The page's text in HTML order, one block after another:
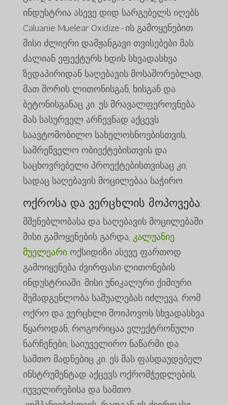
ინდუსტრია ასევე დიდ სარგებელს იღებს
Caluanie Muelear Oxidize-ის გამოყენებით.
მისი ძლიერი დამჟანგავი თვისებები მას
ძალიან ეფექტურს ხდის სხვადასხვა
ზედაპირიდან საღებავის მოსაშორებლად,
მათ შორის ლითონისგან, ხისგან და
ბეტონისგანაც კი. ეს მრავალფეროვნება
მას სასურველ არჩევნად აქცევს
საავტომობილო სახელოსნოებისთვის,
სამრეწველო ობიექტებისთვის და
საცხოვრებელი პროექტებისთვისაც კი,
სადაც საღებავის მოცილებაა საჭირო.
ოქროსა და ვერცხლის მოპოვება:
მშენებლობასა და საღებავის მოცილებაში
მისი გამოყენების გარდა, კალუანიე
მუელეარიოქსიდიზი ასევე ფართოდ
გამოიყენება ძვირფასი ლითონების
ინდუსტრიაში. მისი უნიკალური ქიმიური
შემადგენლობა საშუალებას იძლევა, რომ
ოქრო და ვერცხლი მოიპოვოს სხვადასხვა
წყაროდან, როგორიცაა ელექტრონული
ნარჩენები, საიუველირო ნაწარმი და
სამთო მადნებიც კი. ეს მას ფასდაუდებელ
ინსტრუმენტად აქცევს ოქრომჭედლების,
იუველირებისა და სამთო